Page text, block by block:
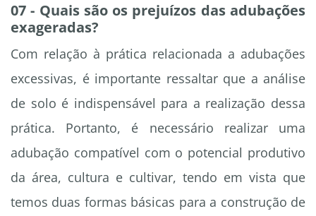
07 - Quais são os prejuízos das adubações
exageradas?
Com relação à prática relacionada a adubações
excessivas, é importante ressaltar que a análise
de solo é indispensável para a realização dessa
prática. Portanto, é necessário realizar uma
adubação compatível com o potencial produtivo
da área, cultura e cultivar, tendo em vista que
temos duas formas básicas para a construção de